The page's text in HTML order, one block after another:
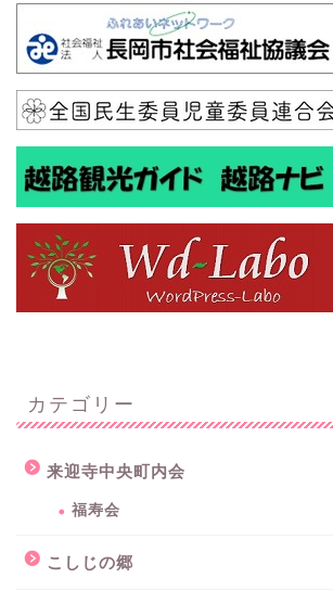
カテゴリー
来迎寺中央町内会
福寿会
こしじの郷